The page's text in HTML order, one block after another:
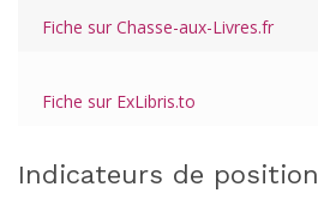
Fiche sur Chasse-aux-Livres.fr
Fiche sur ExLibris.to
Indicateurs de position